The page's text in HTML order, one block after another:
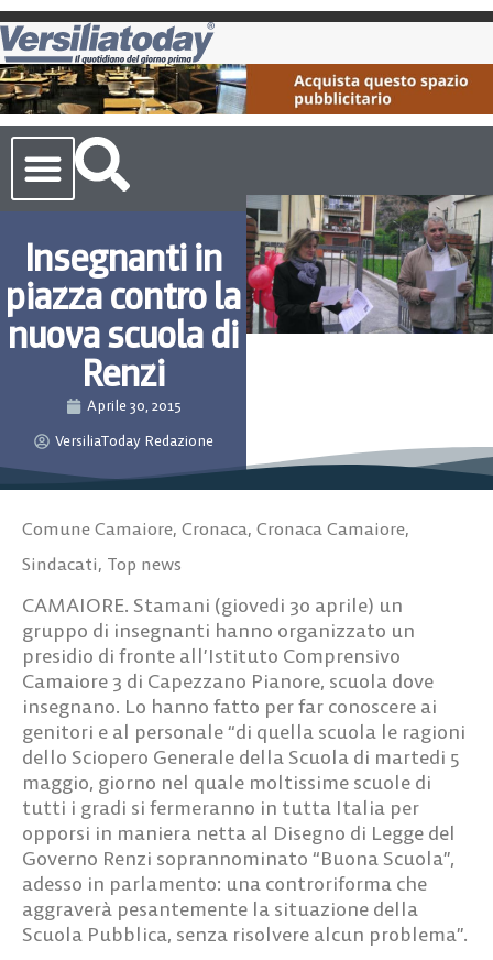
Insegnanti in
piazza contro la
nuova scuola di
Renzi
Aprile 30, 2015
VersiliaToday Redazione
Comune Camaiore, Cronaca, Cronaca Camaiore,
Sindacati, Top news
CAMAIORE. Stamani (giovedi 30 aprile) un
gruppo di insegnanti hanno organizzato un
presidio di fronte all’Istituto Comprensivo
Camaiore 3 di Capezzano Pianore, scuola dove
insegnano. Lo hanno fatto per far conoscere ai
genitori e al personale “di quella scuola le ragioni
dello Sciopero Generale della Scuola di martedi 5
maggio, giorno nel quale moltissime scuole di
tutti i gradi si fermeranno in tutta Italia per
opporsi in maniera netta al Disegno di Legge del
Governo Renzi soprannominato “Buona Scuola”,
adesso in parlamento: una controriforma che
aggraverà pesantemente la situazione della
Scuola Pubblica, senza risolvere alcun problema”.